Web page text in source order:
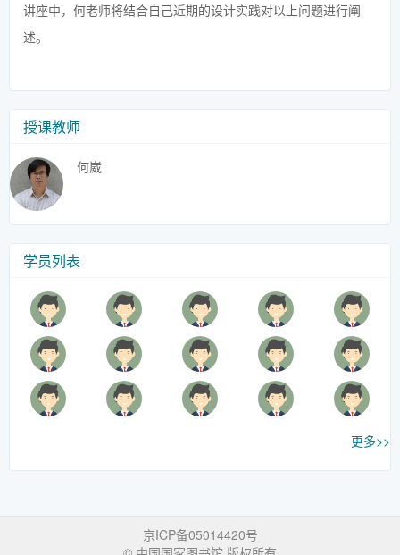
讲座中，何老师将结合自己近期的设计实践对以上问题进行阐
述。
授课教师
何崴
学员列表
更多>>
京ICP备05014420号